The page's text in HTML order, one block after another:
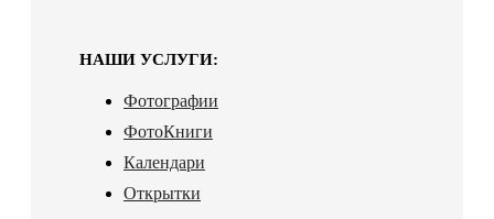
НАШИ УСЛУГИ:
Фотографии
ФотоКниги
Календари
Открытки